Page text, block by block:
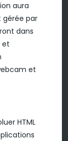
aura
gérée par
dans
et
et
HTML